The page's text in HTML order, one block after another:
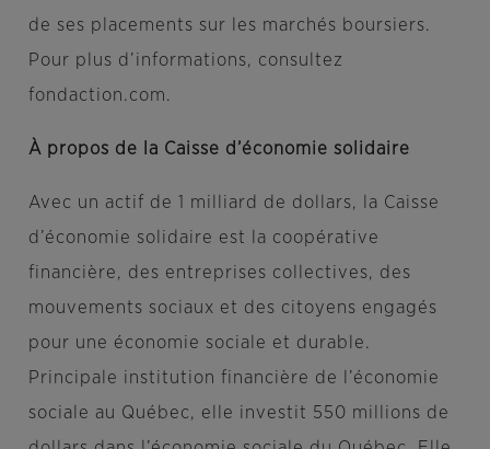
de ses placements sur les marchés boursiers.
Pour plus d’informations, consultez
fondaction.com.
À propos de la Caisse d’économie solidaire
Avec un actif de 1 milliard de dollars, la Caisse
d’économie solidaire est la coopérative
financière, des entreprises collectives, des
mouvements sociaux et des citoyens engagés
pour une économie sociale et durable.
Principale institution financière de l’économie
sociale au Québec, elle investit 550 millions de